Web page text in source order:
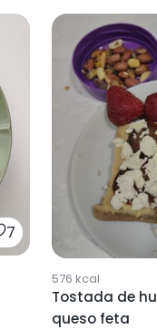
7
576 kcal
Tostada de
queso feta